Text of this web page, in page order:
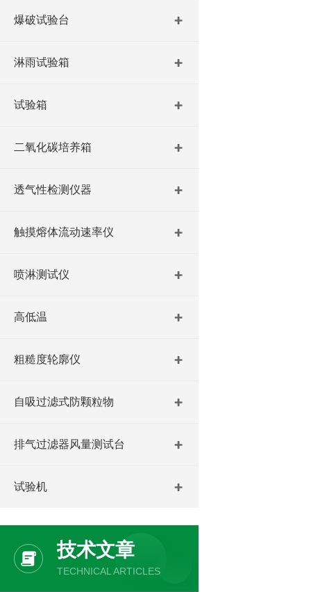
爆破试验台
淋雨试验箱
试验箱
二氧化碳培养箱
透气性检测仪器
触摸熔体流动速率仪
喷淋测试仪
高低温
粗糙度轮廓仪
自吸过滤式防颗粒物
排气过滤器风量测试台
试验机
技术文章
TECHNICAL ARTICLES